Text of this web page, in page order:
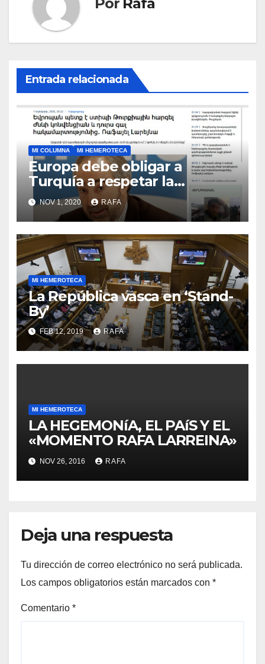
Entrada relacionada
MI COLUMNA MI HEMEROTECA
Europa debe obligar a
Turquí­a a respetar la
Convención de la ONU y
retirarse del conflicto.
NOV 1, 2020 RAFA
MI HEMEROTECA
La República vasca en ‘Stand-
By’
FEB 12, 2019 RAFA
MI HEMEROTECA
LA HEGEMONíA, EL PAíS Y EL
«MOMENTO RAFA LARREINA»
NOV 26, 2016 RAFA
Deja una respuesta
Tu dirección de correo electrónico no será publicada.
Los campos obligatorios están marcados con *
Comentario *